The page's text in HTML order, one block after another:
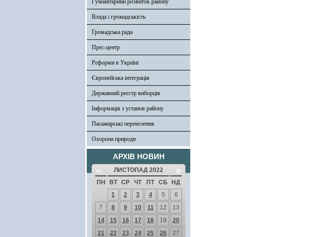
Гуманітарний розвиток району
Влада і громадськість
Громадська рада
Прес-центр
Реформи в Україні
Європейська інтеграція
Державний реєстр виборців
Інформація з установ району
Пасажирські перевезення
Охорона природи
АРХІВ НОВИН
« ЛИСТОПАД 2022 »
ПН ВТ СР ЧТ ПТ СБ
НД
1
2 3 4 5
6
7
8 9 10 11 12
13
14
15 16 17 18 19
20
21
22 23 24 25 26
27